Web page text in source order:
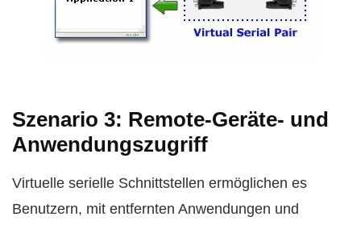
Szenario 3: Remote-Geräte- und
Anwendungszugriff
Virtuelle serielle Schnittstellen ermöglichen es
Benutzern, mit entfernten Anwendungen und